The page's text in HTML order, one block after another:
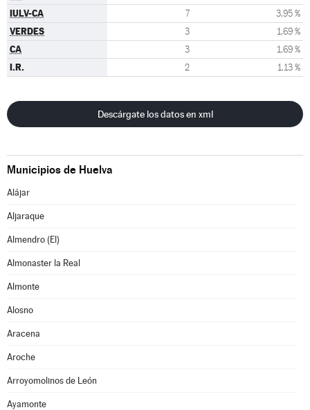
IULV-CA 7 3,95 %
VERDES 3 1,69 %
CA 3 1,69 %
I.R. 2 1,13 %
Descárgate los datos en xml
Municipios de Huelva
Alájar
Aljaraque
Almendro (El)
Almonaster la Real
Almonte
Alosno
Aracena
Aroche
Arroyomolinos de León
Ayamonte